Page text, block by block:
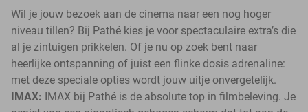
Wil je jouw bezoek aan de cinema naar een nog hoger
niveau tillen? Bij Pathé kies je voor spectaculaire extra’s die
al je zintuigen prikkelen. Of je nu op zoek bent naar
heerlijke ontspanning of juist een flinke dosis adrenaline:
met deze speciale opties wordt jouw uitje onvergetelijk.
IMAX: IMAX bij Pathé is de absolute top in filmbeleving. Je